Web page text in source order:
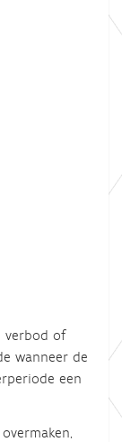
verbod of
wanneer de
een